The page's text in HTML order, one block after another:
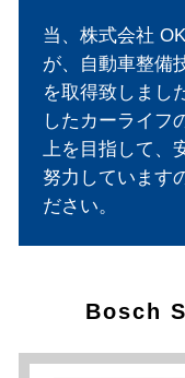
当、株式会社
が、自動車整備
を取得致しまし
したカーライフ
上を目指して、
努力しています
ださい。
Bosch